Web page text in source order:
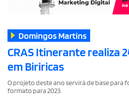
Domingos Martins
CRAS Itinerante realiza
em Biriricas
O projeto deste ano servirá de base para
formato para 2023.